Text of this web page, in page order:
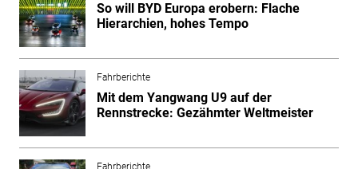
So will BYD Europa erobern: Flache
Hierarchien, hohes Tempo
Fahrberichte
Mit dem Yangwang U9 auf der
Rennstrecke: Gezähmter Weltmeister